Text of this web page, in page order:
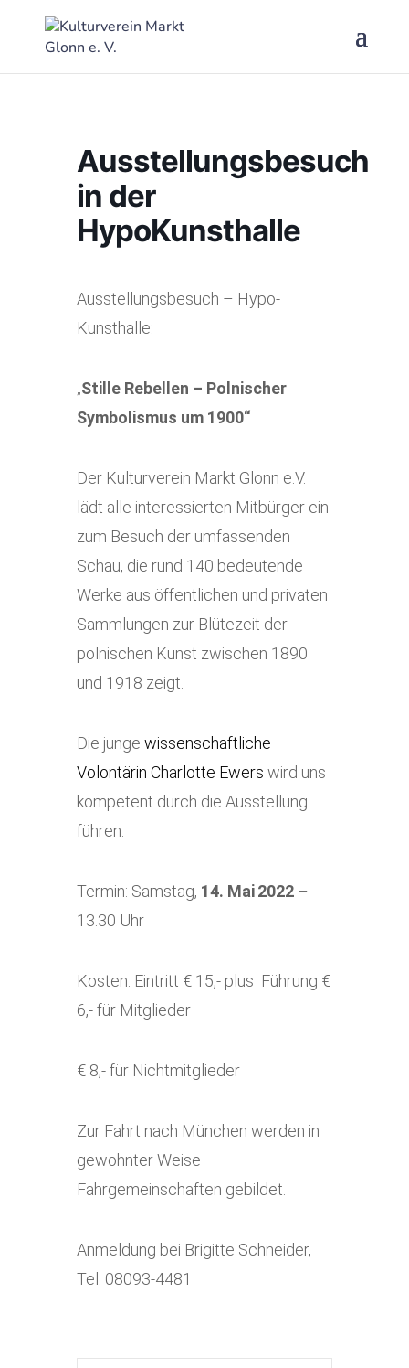
Ausstellungsbesuch
in der
HypoKunsthalle
Ausstellungsbesuch – Hypo-
Kunsthalle:
„Stille Rebellen – Polnischer
Symbolismus um 1900“
Der Kulturverein Markt Glonn e.V.
lädt alle interessierten Mitbürger ein
zum Besuch der umfassenden
Schau, die rund 140 bedeutende
Werke aus öffentlichen und privaten
Sammlungen zur Blütezeit der
polnischen Kunst zwischen 1890
und 1918 zeigt.
Die junge wissenschaftliche
Volontärin Charlotte Ewers wird uns
kompetent durch die Ausstellung
führen.
Termin: Samstag, 14. Mai2022 –
13.30 Uhr
Kosten: Eintritt € 15,- plus Führung €
6,- für Mitglieder
€ 8,- für Nichtmitglieder
Zur Fahrt nach München werden in
gewohnter Weise
Fahrgemeinschaften gebildet.
Anmeldung bei Brigitte Schneider,
Tel. 08093-4481